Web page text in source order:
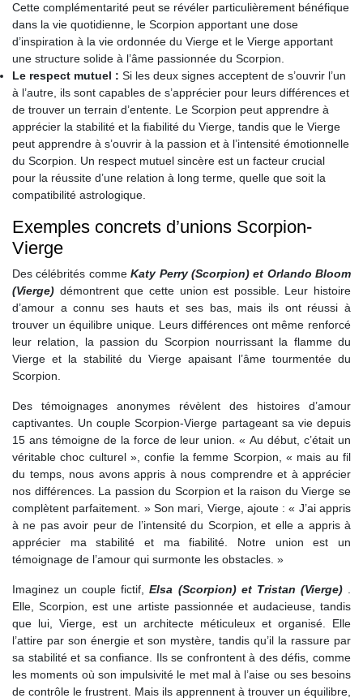
Cette complémentarité peut se révéler particulièrement bénéfique
dans la vie quotidienne, le Scorpion apportant une dose
d’inspiration à la vie ordonnée du Vierge et le Vierge apportant
une structure solide à l’âme passionnée du Scorpion.
Le respect mutuel : Si les deux signes acceptent de s’ouvrir l’un
à l’autre, ils sont capables de s’apprécier pour leurs différences et
de trouver un terrain d’entente. Le Scorpion peut apprendre à
apprécier la stabilité et la fiabilité du Vierge, tandis que le Vierge
peut apprendre à s’ouvrir à la passion et à l’intensité émotionnelle
du Scorpion. Un respect mutuel sincère est un facteur crucial
pour la réussite d’une relation à long terme, quelle que soit la
compatibilité astrologique.
Exemples concrets d’unions Scorpion-
Vierge
Des célébrités commeKaty Perry (Scorpion) et Orlando Bloom
(Vierge) démontrent que cette union est possible. Leur histoire
d’amour a connu ses hauts et ses bas, mais ils ont réussi à
trouver un équilibre unique. Leurs différences ont même renforcé
leur relation, la passion du Scorpion nourrissant la flamme du
Vierge et la stabilité du Vierge apaisant l’âme tourmentée du
Scorpion.
Des témoignages anonymes révèlent des histoires d’amour
captivantes. Un couple Scorpion-Vierge partageant sa vie depuis
15 ans témoigne de la force de leur union. « Au début, c’était un
véritable choc culturel », confie la femme Scorpion, « mais au fil
du temps, nous avons appris à nous comprendre et à apprécier
nos différences. La passion du Scorpion et la raison du Vierge se
complètent parfaitement. » Son mari, Vierge, ajoute : « J’ai appris
à ne pas avoir peur de l’intensité du Scorpion, et elle a appris à
apprécier ma stabilité et ma fiabilité. Notre union est un
témoignage de l’amour qui surmonte les obstacles. »
Imaginez un couple fictif,Elsa (Scorpion) et Tristan (Vierge)
Elle, Scorpion, est une artiste passionnée et audacieuse, tandis
que lui, Vierge, est un architecte méticuleux et organisé. Elle
l’attire par son énergie et son mystère, tandis qu’il la rassure par
sa stabilité et sa confiance. Ils se confrontent à des défis, comme
les moments où son impulsivité le met mal à l’aise ou ses besoins
de contrôle le frustrent. Mais ils apprennent à trouver un équilibre,